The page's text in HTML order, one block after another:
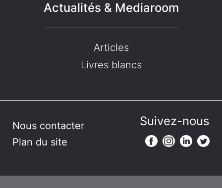
Actualités & Mediaroom
Articles
Livres blancs
Nous contacter
Plan du site
Suivez-nous